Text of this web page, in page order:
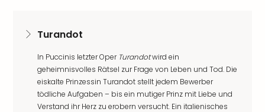
Turandot
In Puccinis letzter Oper Turandotwird ein
geheimnisvolles Rätsel zur Frage von Leben und Tod. Die
eiskalte Prinzessin Turandot stellt jedem Bewerber
tödliche Aufgaben – bis ein mutiger Prinz mit Liebe und
Verstand ihr Herz zu erobern versucht. Ein italienisches